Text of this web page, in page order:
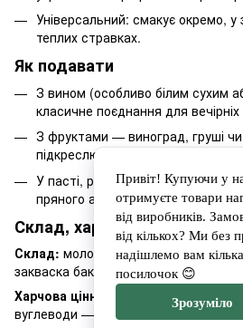
Універсальний: смакує окремо, у
теплих стравках.
Як подавати
З вином (особливо білим сухим
класичне поєднання для вечірніх
З фруктами — виноград, груші
підкреслюють аромат трюфеля.
У пасті, різотто або кремових
пряного акценту.
Склад, харчова цінність і
Склад: молоко коров’яче, фермент,
закваска бактеріальна, гриб
Харчова цінність / 100 г:
білки —
вуглеводи — 1,39 г.